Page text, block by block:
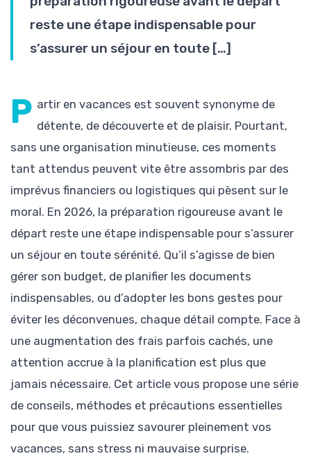
reste une étape indispensable pour
s’assurer un séjour en toute […]
P artir en vacances est souvent synonyme de
détente, de découverte et de plaisir. Pourtant,
sans une organisation minutieuse, ces moments
tant attendus peuvent vite être assombris par des
imprévus financiers ou logistiques qui pèsent sur le
moral. En 2026, la préparation rigoureuse avant le
départ reste une étape indispensable pour s’assurer
un séjour en toute sérénité. Qu’il s’agisse de bien
gérer son budget, de planifier les documents
indispensables, ou d’adopter les bons gestes pour
éviter les déconvenues, chaque détail compte. Face à
une augmentation des frais parfois cachés, une
attention accrue à la planification est plus que
jamais nécessaire. Cet article vous propose une série
de conseils, méthodes et précautions essentielles
pour que vous puissiez savourer pleinement vos
vacances, sans stress ni mauvaise surprise.